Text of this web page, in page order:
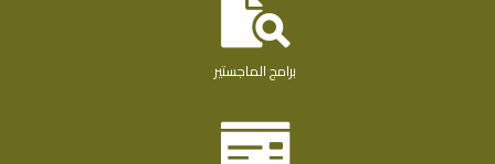
برامج الماجستير